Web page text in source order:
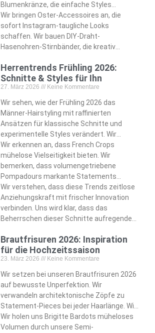
Regenbogensträhnen ein, die mühelos
fantasievolle Akzente setzen.
Blumenkränze, die einfache Styles
komplett verwandeln. Wir befestigen
unsichtbare Klammern, die dauerhafte
Eleganz gewährleisten. Wir basteln
Schmetterlings-Bubble-Zöpfe, die Kinder
Wir bringen Oster-Accessoires an, die
sofort Instagram-taugliche Looks
schaffen. Wir bauen DIY-Draht-
Hasenohren-Stirnbänder, die kreativ
machen Filzspangen, die den saisonalen
verspielten Spirit authentisch einfangen.
Wir entwickeln diese Techniken, die nur
oberflächliche Möglichkeiten darstellen.
Herrentrends Frühling 2026:
Schnitte & Styles für Ihn
27. März 2026 Keine Kommentare
Wir sehen, wie der Frühling 2026 das
Männer-Hairstyling mit raffinierten
Ansätzen für klassische Schnitte und
experimentelle Styles verändert. Wir
erkennen, wie sich der moderne Vokuhila
von Vokuhila-Assoziationen zu
strukturierter Eleganz entwickelt. Wir
identifizieren Fade-Variationen—von
scharfen Skin Fades bis zu strukturierten
lockigen Oberkopfpartien—die die
zeitgenössische Männlichkeit definieren.
Wir erkennen an, dass French Crops
mühelose Vielseitigkeit bieten. Wir
bemerken, dass volumengetriebene
Pompadours markante Statements
setzen. Wir entdecken mutige Optionen
wie den strukturierten Broccoli Cut und den
zerzausten Long Shag, die modebewusste
Kunden ansprechen.
Wir verstehen, dass diese Trends zeitlose
Anziehungskraft mit frischer Innovation
verbinden. Uns wird klar, dass das
Beherrschen dieser Schnitte aufregende
offenbart. Wir nehmen diese Entwicklung
an, die moderne Standards der
Männerpflege neu formt.
Brautfrisuren 2026: Inspiration
für die Hochzeitssaison
23. März 2026 Keine Kommentare
Wir setzen bei unseren Brautfrisuren 2026
auf bewusste Unperfektion. Wir
verwandeln architektonische Zöpfe zu
Statement-Pieces bei jeder Haarlänge. Wir
passen unsere Designs von Pixie-Cuts bis
zu wallenden Haaren an.
Wir holen uns Brigitte Bardots müheloses
Volumen durch unsere Semi-